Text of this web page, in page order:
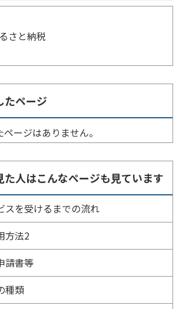
さと納税
たページ
ージはありません。
た人はこんなページも見ています
スを受けるまでの流れ
方法2
請書等
種類